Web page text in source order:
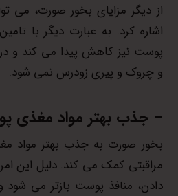
از دیگر مزایای بخور صورت، می
اشاره کرد. به عبارت دیگر با
پوست نیز کاهش پیدا می کند و
و چروک و پیری زودرس نمی شود.
– جذب بهتر مواد مغذی
بخور صورت به جذب بهتر مواد
مراقبتی کمک می کند. دلیل این
دادن، منافذ پوست بازتر می شود